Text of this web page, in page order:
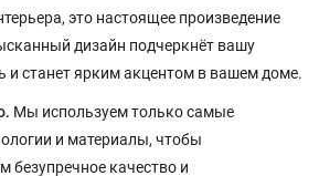
это настоящее произведение
дизайн подчеркнёт вашу
и станет ярким акцентом в вашем доме.
Мы используем только самые
и материалы, чтобы
безупречное качество и